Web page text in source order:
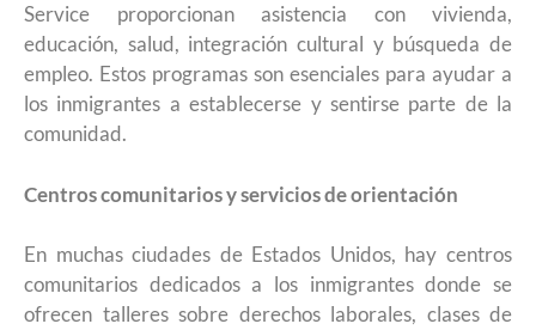
Service proporcionan asistencia con vivienda,
educación, salud, integración cultural y búsqueda de
empleo. Estos programas son esenciales para ayudar a
los inmigrantes a establecerse y sentirse parte de la
comunidad.
Centros comunitarios y servicios de orientación
En muchas ciudades de Estados Unidos, hay centros
comunitarios dedicados a los inmigrantes donde se
ofrecen talleres sobre derechos laborales, clases de